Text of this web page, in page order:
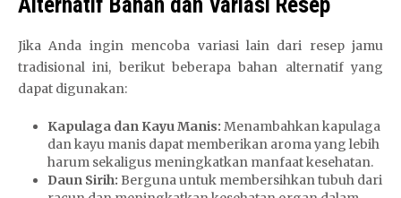
Jika Anda ingin mencoba variasi lain dari resep jamu
tradisional ini, berikut beberapa bahan alternatif yang
dapat digunakan:
Kapulaga dan Kayu Manis: Menambahkan kapulaga
dan kayu manis dapat memberikan aroma yang lebih
harum sekaligus meningkatkan manfaat kesehatan.
Daun Sirih: Berguna untuk membersihkan tubuh dari